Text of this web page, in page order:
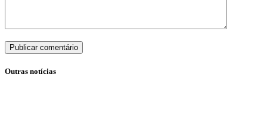
Publicar comentário
Outras notícias